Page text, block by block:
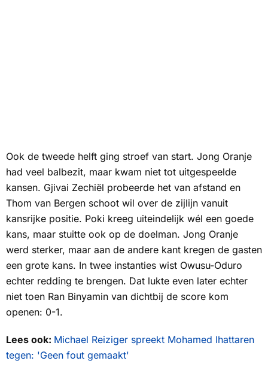
Ook de tweede helft ging stroef van start. Jong Oranje
had veel balbezit, maar kwam niet tot uitgespeelde
kansen. Gjivai Zechiël probeerde het van afstand en
Thom van Bergen schoot wil over de zijlijn vanuit
kansrijke positie. Poki kreeg uiteindelijk wél een goede
kans, maar stuitte ook op de doelman. Jong Oranje
werd sterker, maar aan de andere kant kregen de gasten
een grote kans. In twee instanties wist Owusu-Oduro
echter redding te brengen. Dat lukte even later echter
niet toen Ran Binyamin van dichtbij de score kom
openen: 0-1.
Lees ook: Michael Reiziger spreekt Mohamed Ihattaren
tegen: 'Geen fout gemaakt'